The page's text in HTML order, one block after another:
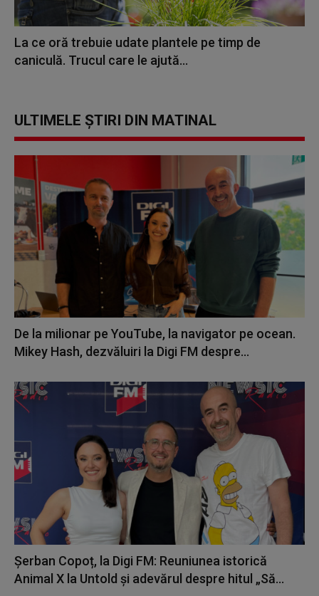
La ce oră trebuie udate plantele pe timp de
caniculă. Trucul care le ajută...
ULTIMELE ȘTIRI DIN MATINAL
De la milionar pe YouTube, la navigator pe ocean.
Mikey Hash, dezvăluiri la Digi FM despre...
Șerban Copoț, la Digi FM: Reuniunea istorică
Animal X la Untold și adevărul despre hitul „Să...